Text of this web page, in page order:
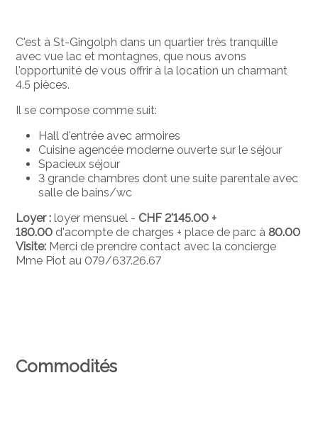
C'est à St-Gingolph dans un quartier très tranquille
avec vue lac et montagnes, que nous avons
l'opportunité de vous offrir à la location un charmant
4.5 pièces.
Il se compose comme suit:
Hall d'entrée avec armoires
Cuisine agencée moderne ouverte sur le séjour
Spacieux séjour
3 grande chambres dont une suite parentale avec
salle de bains/wc
Loyer : loyer mensuel - CHF 2'145.00 +
180.00 d'acompte de charges + place de parc à80.00
Visite: Merci de prendre contact avec la concierge
Mme Piot au 079/637.26.67
Commodités